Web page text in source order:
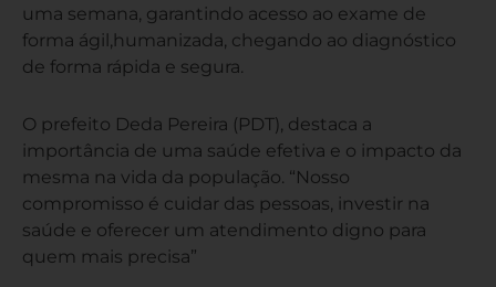
uma semana, garantindo acesso ao exame de
forma ágil,humanizada, chegando ao diagnóstico
de forma rápida e segura.
O prefeito Deda Pereira (PDT), destaca a
importância de uma saúde efetiva e o impacto da
mesma na vida da população. “Nosso
compromisso é cuidar das pessoas, investir na
saúde e oferecer um atendimento digno para
quem mais precisa”